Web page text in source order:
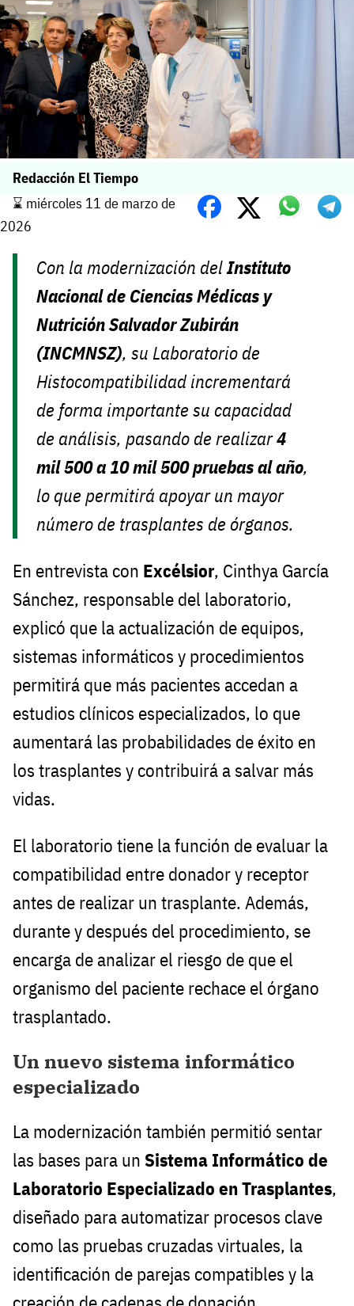
Redacción El Tiempo
⌛️ miércoles 11 de marzo de
2026
Con la modernización delInstituto
Nacional de Ciencias Médicas y
Nutrición Salvador Zubirán
(INCMNSZ), su Laboratorio de
Histocompatibilidad incrementará
de forma importante su capacidad
de análisis, pasando de realizar4
mil 500 a 10 mil 500 pruebas al año,
lo que permitirá apoyar un mayor
número de trasplantes de órganos.
En entrevista con Excélsior, Cinthya García
Sánchez, responsable del laboratorio,
explicó que la actualización de equipos,
sistemas informáticos y procedimientos
permitirá que más pacientes accedan a
estudios clínicos especializados, lo que
aumentará las probabilidades de éxito en
los trasplantes y contribuirá a salvar más
vidas.
El laboratorio tiene la función de evaluar la
compatibilidad entre donador y receptor
antes de realizar un trasplante. Además,
durante y después del procedimiento, se
encarga de analizar el riesgo de que el
organismo del paciente rechace el órgano
trasplantado.
Un nuevo sistema informático
especializado
La modernización también permitió sentar
las bases para un Sistema Informático de
Laboratorio Especializado en Trasplantes,
diseñado para automatizar procesos clave
como las pruebas cruzadas virtuales, la
identificación de parejas compatibles y la